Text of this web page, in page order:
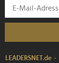
LEADERSNET.de